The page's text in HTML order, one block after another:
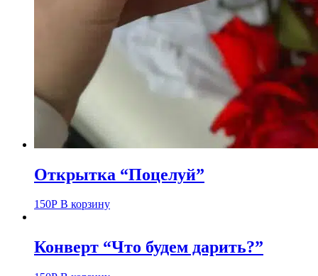
Открытка “Поцелуй”
150Р В корзину
Конверт “Что будем дарить?”